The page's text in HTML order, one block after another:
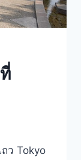
ว Tokyo